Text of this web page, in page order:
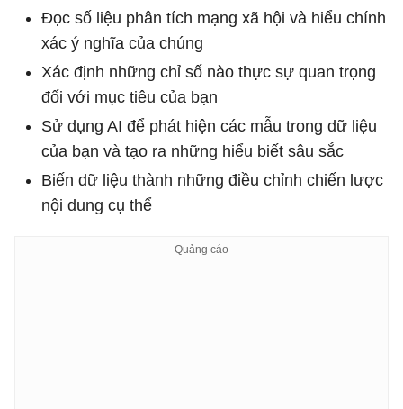
Đọc số liệu phân tích mạng xã hội và hiểu chính
xác ý nghĩa của chúng
Xác định những chỉ số nào thực sự quan trọng
đối với mục tiêu của bạn
Sử dụng AI để phát hiện các mẫu trong dữ liệu
của bạn và tạo ra những hiểu biết sâu sắc
Biến dữ liệu thành những điều chỉnh chiến lược
nội dung cụ thể